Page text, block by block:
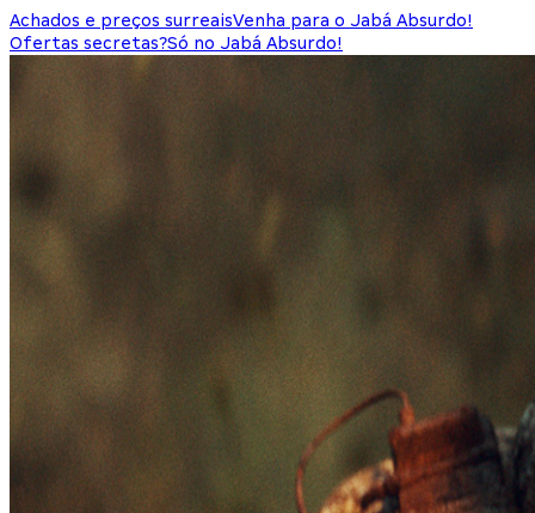
Achados e preços surreaisVenha para o Jabá Absurdo!
Ofertas secretas?Só no Jabá Absurdo!